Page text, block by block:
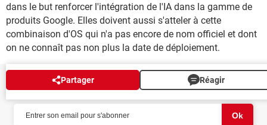
dans le but renforcer l'intégration de l'IA dans la gamme de
produits Google. Elles doivent aussi s'atteler à cette
combinaison d'OS qui n'a pas encore de nom officiel et dont
on ne connaît pas non plus la date de déploiement.
Partager Réagir
NEWSLETTER